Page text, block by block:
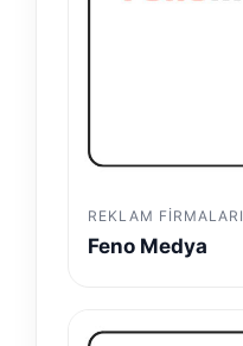
REKLAM FIRMALARI
Feno Medya